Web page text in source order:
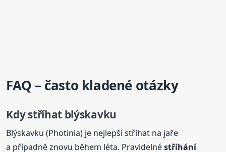
FAQ – často kladené otázky
Kdy stříhat blýskavku
Blýskavku (Photinia) je nejlepší stříhat na jaře
a případně znovu během léta. Pravidelnéstříhání